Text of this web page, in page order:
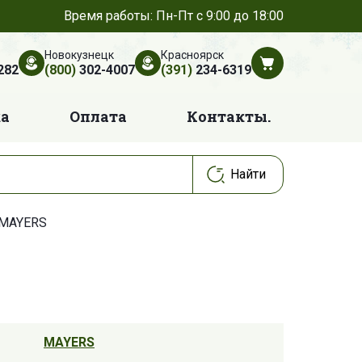
Время работы: Пн-Пт с 9:00 до 18:00
Новокузнецк
(800)302-4007
Красноярск
(391)234-6319
Оплата Контакты.
MAYERS